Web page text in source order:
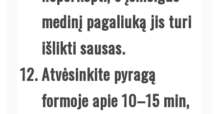
medinį pagaliuką jis turi
išlikti sausas.
Atvėsinkite pyragą
formoje apie 10–15 min,